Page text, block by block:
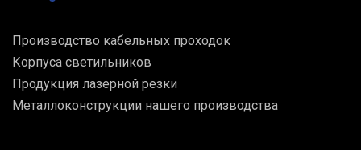
Производство кабельных проходок
Корпуса светильников
Продукция лазерной резки
Металлоконструкции нашего производства